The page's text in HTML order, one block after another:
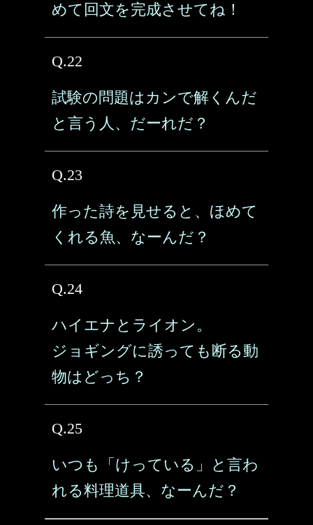
めて回文を完成させてね！
Q.22
試験の問題はカンで解くんだ
と言う人、だーれだ？
Q.23
作った詩を見せると、ほめて
くれる魚、なーんだ？
Q.24
ハイエナとライオン。
ジョギングに誘っても断る動
物はどっち？
Q.25
いつも「けっている」と言わ
れる料理道具、なーんだ？